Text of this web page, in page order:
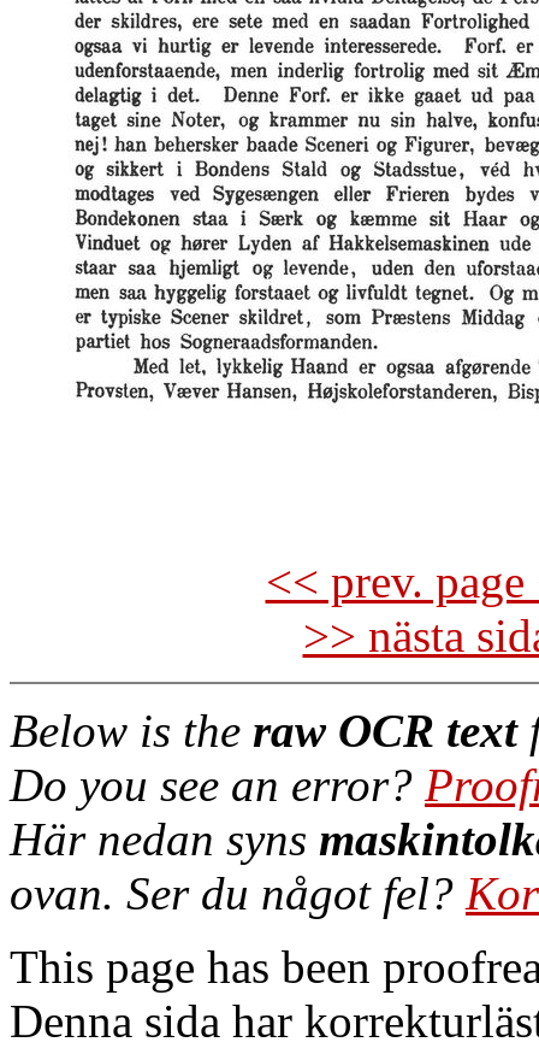
<< prev.
>> nästa
Below is the raw OCR text
Do you see an error?
Här nedan syns
ovan. Ser du något fel?
This page has been
Denna sida har